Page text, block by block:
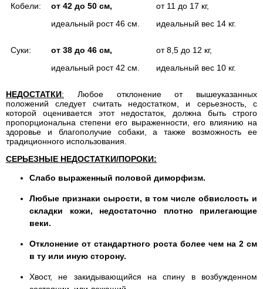
Кобели:
от 42 до 50 см,
идеальный рост 46 см.
от 11 до 17 кг,
идеальный вес 14 кг.
Суки:
от 38 до 46 см,
идеальный рост 42 см.
от 8,5 до 12 кг,
идеальный вес 10 кг.
НЕДОСТАТКИ: Любое отклонение от вышеуказанных
положений следует считать недостатком, и серьезность, с
которой оценивается этот недостаток, должна быть строго
пропорциональна степени его выраженности, его влиянию на
здоровье и благополучие собаки, а также возможность ее
традиционного использования.
СЕРЬЕЗНЫЕ НЕДОСТАТКИ/ПОРОКИ:
Слабо выраженный половой диморфизм.
Любые признаки сырости, в том числе обвислость и
складки кожи, недостаточно плотно прилегающие
веки.
Отклонение от стандартного роста более чем на 2 см
в ту или иную сторону.
Хвост, не закидывающийся на спину в возбужденном